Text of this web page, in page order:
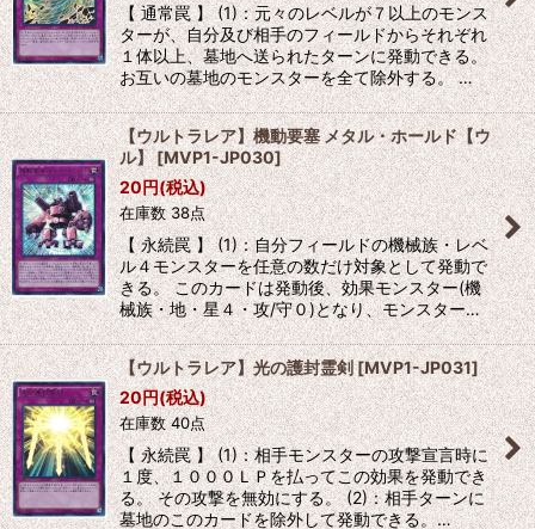
【 通常罠 】 (1)：元々のレベルが７以上のモンス
ターが、自分及び相手のフィールドからそれぞれ
１体以上、墓地へ送られたターンに発動できる。
お互いの墓地のモンスターを全て除外する。 …
【ウルトラレア】機動要塞 メタル・ホールド【ウ
ル】 [MVP1-JP030]
20円(税込)
在庫数 38点
【 永続罠 】 (1)：自分フィールドの機械族・レベ
ル４モンスターを任意の数だけ対象として発動で
きる。 このカードは発動後、効果モンスター(機
械族・地・星４・攻/守０)となり、モンスター…
【ウルトラレア】光の護封霊剣[MVP1-JP031]
20円(税込)
在庫数 40点
【 永続罠 】 (1)：相手モンスターの攻撃宣言時に
１度、１０００ＬＰを払ってこの効果を発動でき
る。 その攻撃を無効にする。 (2)：相手ターンに
墓地のこのカードを除外して発動できる。…